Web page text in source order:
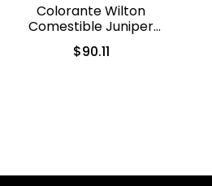
Colorante Wilton
Comestible Juniper
Green/Verde Enebro
28.3gr. (610-234)
$90.11